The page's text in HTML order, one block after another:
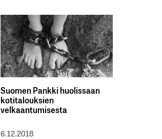
Suomen Pankki huolissaan
kotitalouksien
velkaantumisesta
6.12.2018